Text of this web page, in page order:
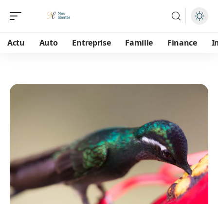
Actu Auto Entreprise Famille Finance